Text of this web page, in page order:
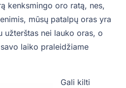
kenksmingo oro ratą, nes,
mūsų patalpų oras yra
užterštas nei lauko oras, o
laiko praleidžiame
Gali kilti